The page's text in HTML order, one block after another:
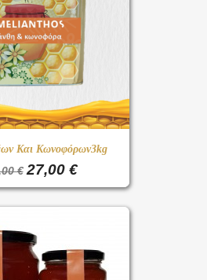
Και Κωνοφόρων3kg
€ 27,00 €